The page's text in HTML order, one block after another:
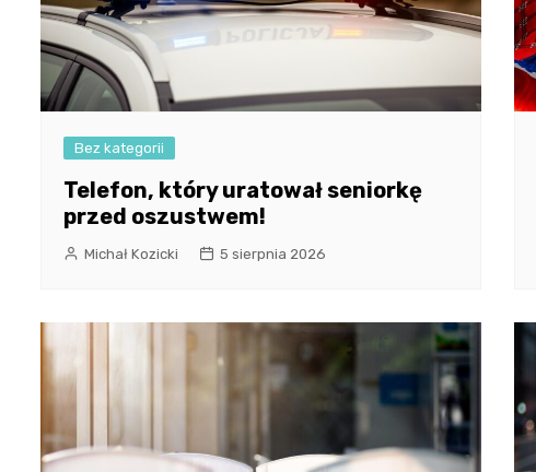
Bez kategorii
Telefon, który uratował seniorkę
przed oszustwem!
Michał Kozicki 5 sierpnia 2026